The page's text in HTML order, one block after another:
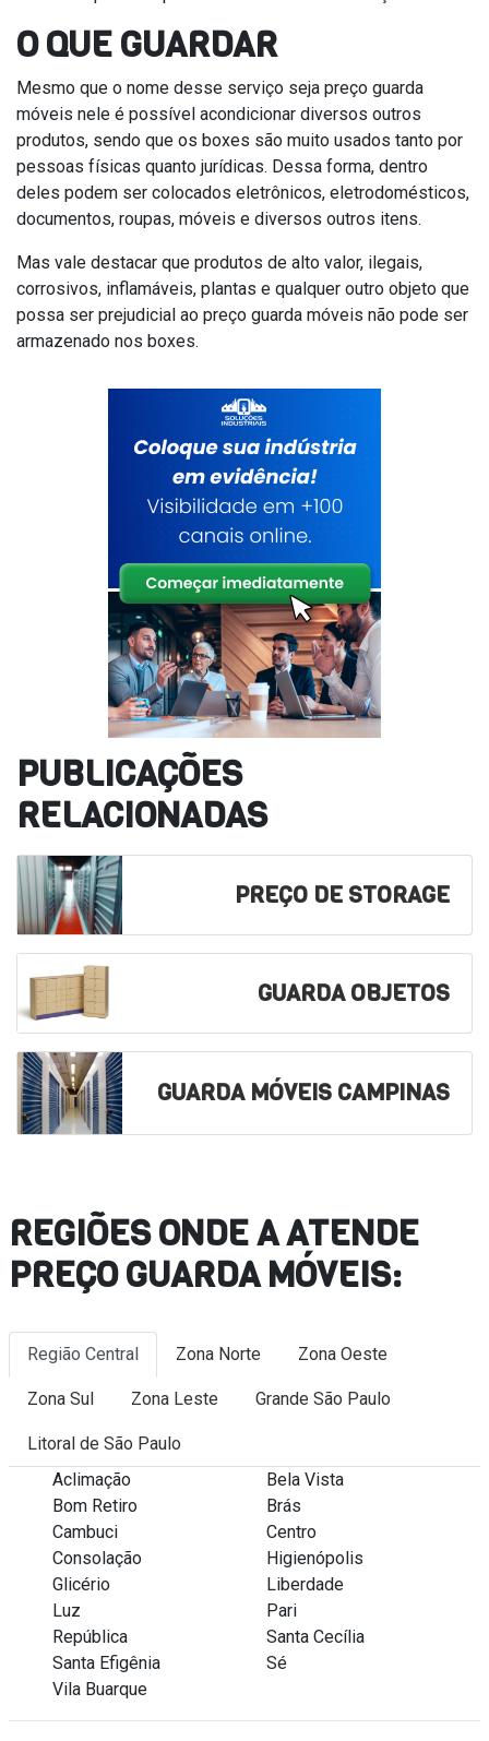
O QUE GUARDAR
Mesmo que o nome desse serviço seja preço guarda
móveis nele é possível acondicionar diversos outros
produtos, sendo que os boxes são muito usados tanto por
pessoas físicas quanto jurídicas. Dessa forma, dentro
deles podem ser colocados eletrônicos, eletrodomésticos,
documentos, roupas, móveis e diversos outros itens.
Mas vale destacar que produtos de alto valor, ilegais,
corrosivos, inflamáveis, plantas e qualquer outro objeto que
possa ser prejudicial ao preço guarda móveis não pode ser
armazenado nos boxes.
PUBLICAÇÕES
RELACIONADAS
PREÇO DE STORAGE
GUARDA OBJETOS
GUARDA MÓVEIS CAMPINAS
REGIÕES ONDE A ATENDE
PREÇO GUARDA MÓVEIS:
Região Central Zona Norte Zona Oeste
Zona Sul Zona Leste Grande São Paulo
Litoral de São Paulo
Aclimação
Bela Vista
Bom Retiro
Brás
Cambuci
Centro
Consolação
Higienópolis
Glicério
Liberdade
Luz
Pari
República
Santa Cecília
Santa Efigênia
Sé
Vila Buarque